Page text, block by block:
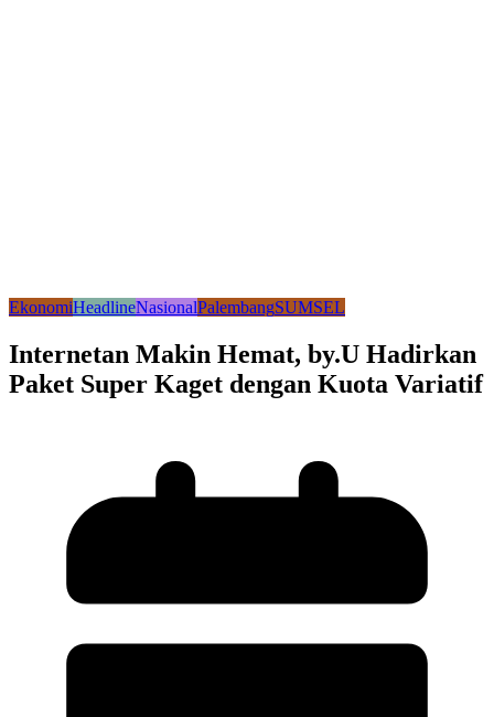
EkonomiHeadlineNasionalPalembangSUMSEL
Internetan Makin Hemat, by.U Hadirkan
Paket Super Kaget dengan Kuota Variatif